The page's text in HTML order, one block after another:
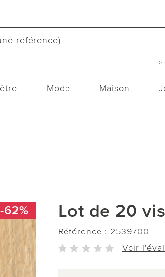
>
Mode Maison
-62% Lot de 20
Référence : 2539700
Voir